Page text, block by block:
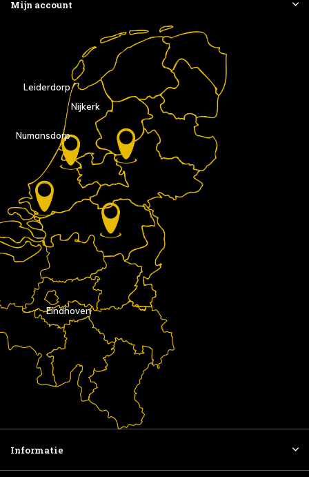
Mijn account
Eindhoven
Nijkerk
Numansdorp
Leiderdorp
Informatie